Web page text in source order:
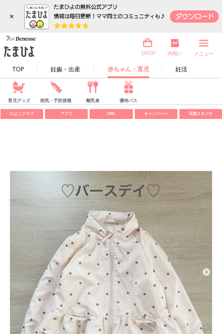
×
TOP 妊娠・出産 赤ちゃん・育児 妊活
SHOP 内祝い メニュー
育児グッズ 病気・予防接種 離乳食 優待パス
ひよこクラブ アプリ SNS キャンペーン 写真スタジオ